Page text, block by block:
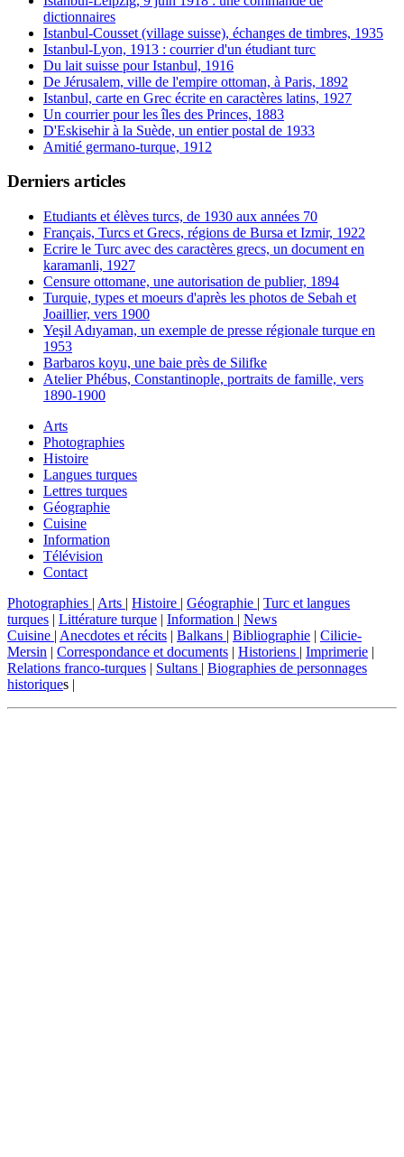
dictionnaires
Istanbul-Cousset (village suisse), échanges de timbres, 1935
Istanbul-Lyon, 1913 : courrier d'un étudiant turc
Du lait suisse pour Istanbul, 1916
De Jérusalem, ville de l'empire ottoman, à Paris, 1892
Istanbul, carte en Grec écrite en caractères latins, 1927
Un courrier pour les îles des Princes, 1883
D'Eskisehir à la Suède, un entier postal de 1933
Amitié germano-turque, 1912
Derniers articles
Etudiants et élèves turcs, de 1930 aux années 70
Français, Turcs et Grecs, régions de Bursa et Izmir, 1922
Ecrire le Turc avec des caractères grecs, un document en
karamanli, 1927
Censure ottomane, une autorisation de publier, 1894
Turquie, types et moeurs d'après les photos de Sebah et
Joaillier, vers 1900
Yeşil Adıyaman, un exemple de presse régionale turque en
1953
Barbaros koyu, une baie près de Silifke
Atelier Phébus, Constantinople, portraits de famille, vers
1890-1900
Arts
Photographies
Histoire
Langues turques
Lettres turques
Géographie
Cuisine
Information
Télévision
Contact
Photographies | Arts | Histoire | Géographie | Turc et langues
turques | Littérature turque | Information | News
Cuisine | Anecdotes et récits | Balkans | Bibliographie | Cilicie-
Mersin | Correspondance et documents | Historiens | Imprimerie |
Relations franco-turques | Sultans | Biographies de personnages
historiques |